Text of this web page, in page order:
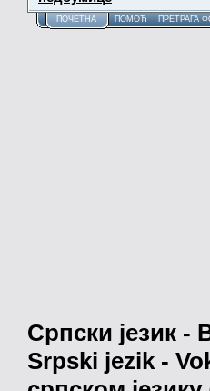
ПОЧЕТНА ПОМОЋ ПРЕТРАГА
Српски језик
Srpski jezik -